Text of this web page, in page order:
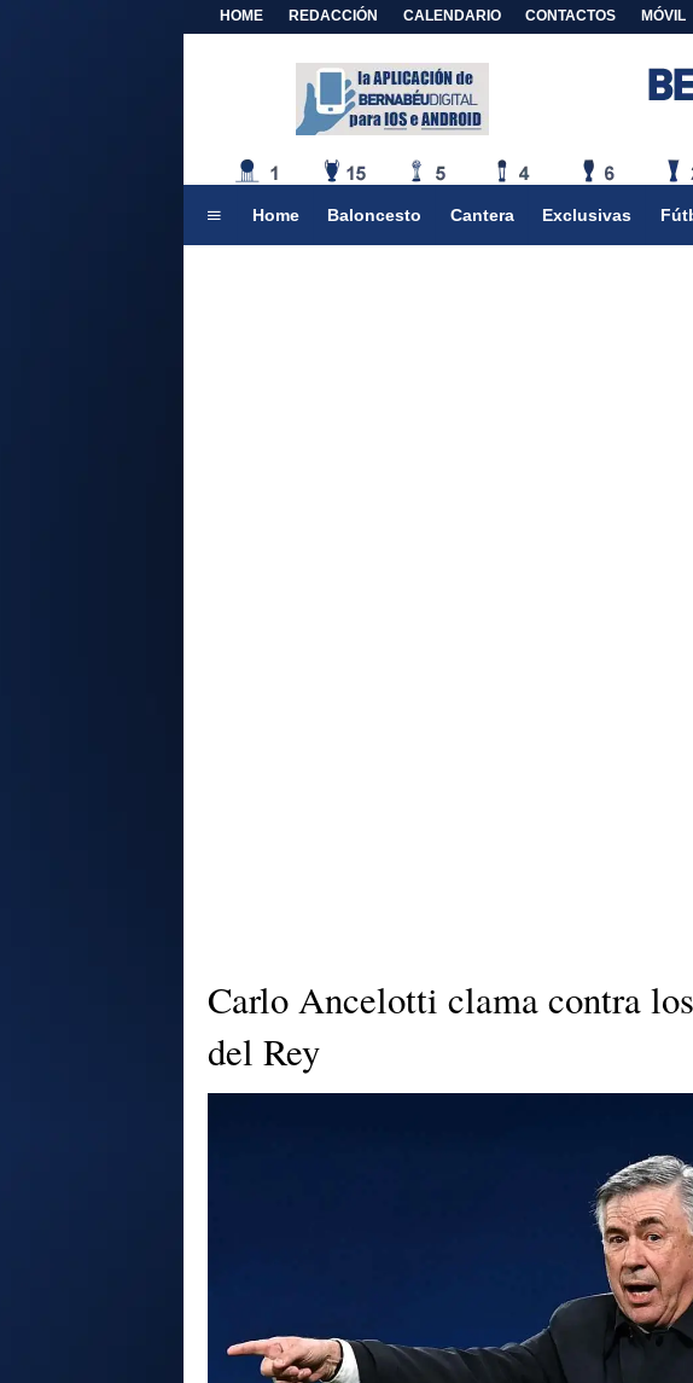
HOME REDACCIÓN CALENDARIO CONTACTOS MÓVIL
Home Baloncesto Cantera Exclusivas
Carlo Ancelotti clama contra
del Rey